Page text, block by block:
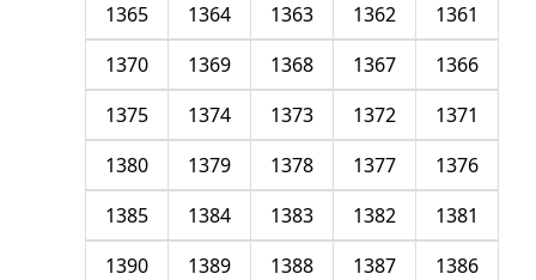
1361
1362
1363
1364
1365
1366
1367
1368
1369
1370
1371
1372
1373
1374
1375
1376
1377
1378
1379
1380
1381
1382
1383
1384
1385
1386
1387
1388
1389
1390